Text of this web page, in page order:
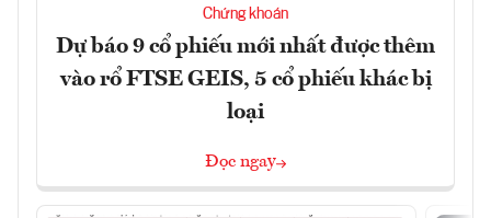
Chứng khoán
Dự báo 9 cổ phiếu mới nhất được thêm
vào rổ FTSE GEIS, 5 cổ phiếu khác bị
loại
Đọc ngay